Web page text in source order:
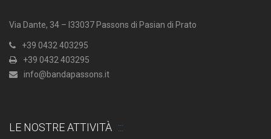
Via Dante, 34 – I33037 Passons di Pasian di Prato
+39 0432 403295
+39 0432 403295
info@bandapassons.it
LE NOSTRE ATTIVITÀ